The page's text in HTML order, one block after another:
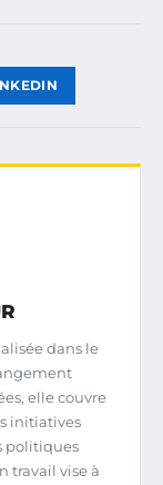
dans le
elle couvre
initiatives
politiques
travail vise à